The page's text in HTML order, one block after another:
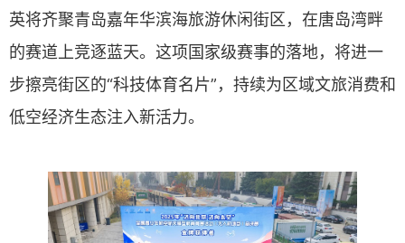
英将齐聚青岛嘉年华滨海旅游休闲街区，在唐岛湾畔
的赛道上竞逐蓝天。这项国家级赛事的落地，将进一
步擦亮街区的“科技体育名片”，持续为区域文旅消费和
低空经济生态注入新活力。